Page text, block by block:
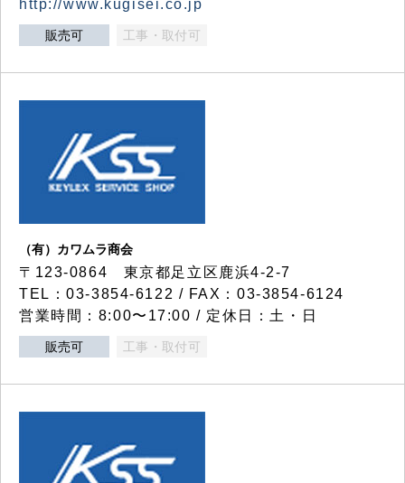
http://www.kugisei.co.jp
販売可 工事・取付可
（有）カワムラ商会
〒123-0864 東京都足立区鹿浜4-2-7
TEL：03-3854-6122 / FAX：03-3854-6124
営業時間：8:00〜17:00 / 定休日：土・日
販売可 工事・取付可